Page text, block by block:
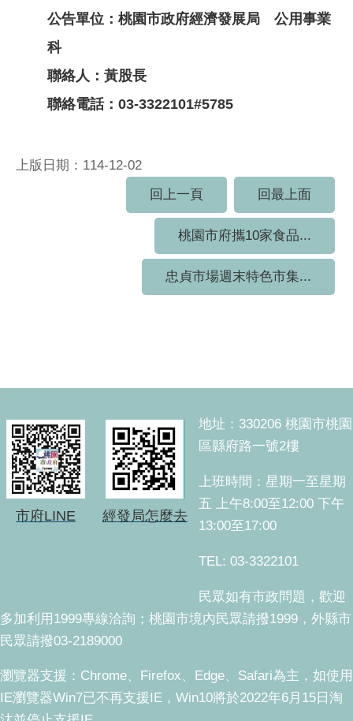
公告單位：桃園市政府經濟發展局 公用事業
科
聯絡人：黃股長
聯絡電話：03-3322101#5785
上版日期：114-12-02
回上一頁
回最上面
桃園市府攜10家食品...
忠貞市場週末特色市集...
:::
市府LINE 經發局怎麼去
地址：330206 桃園市桃園
區縣府路一號2樓
上班時間：星期一至星期
五 上午8:00至12:00 下午
13:00至17:00
TEL: 03-3322101
民眾如有市政問題，歡迎
多加利用1999專線洽詢；桃園市境內民眾請撥1999，外縣市
民眾請撥03-2189000
瀏覽器支援：Chrome、Firefox、Edge、Safari為主，如使用
IE瀏覽器Win7已不再支援IE，Win10將於2022年6月15日淘